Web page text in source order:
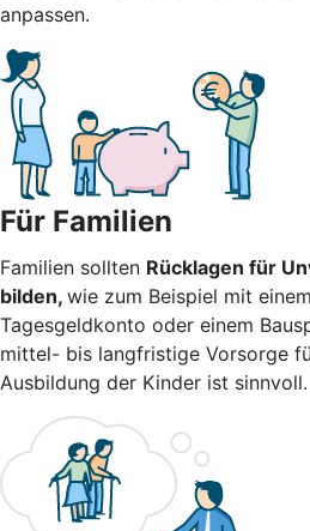
anpassen.
Für Familien
Familien sollten Rücklagen für
bilden, wie zum Beispiel mit
Tagesgeldkonto oder einem
mittel- bis langfristige Vorsorge
Ausbildung der Kinder ist sinnvoll.